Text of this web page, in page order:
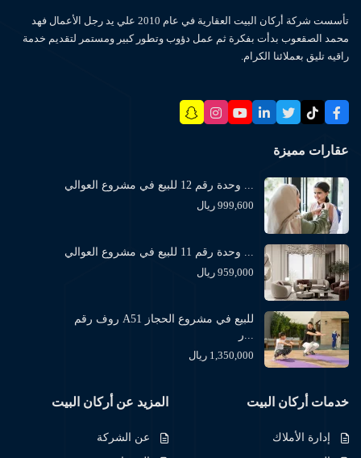
تأسست شركة أركان البيت العقارية في عام 2010 علي يد رجل الأعمال فهد
محمد الصقعوب بدأت بفكرة ثم عمل دؤوب وتطور كبير ومستمر لتقديم خدمة
راقيه تليق بعملائنا الكرام.
عقارات مميزة
999,600 ريال
959,000 ريال
روف رقم A51 للبيع في مشروع الحجاز
1,350,000 ريال
المزيد عن أركان البيت
عن الشركة
خدمات أركان البيت
إدارة الأملاك